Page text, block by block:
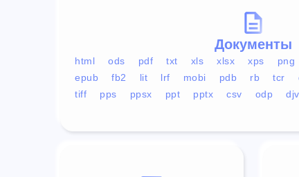
Документы
html ods pdf txt xls xlsx xps png
epub
fb2 lit lrf mobi pdb rb tcr
tiff
pps ppsx ppt pptx csv odp